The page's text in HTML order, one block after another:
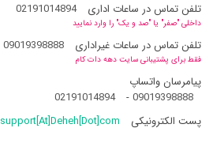
تلفن تماس در ساعات اداری
02191014894
داخلی "صفر" یا "صد و یک" را وارد نمایید
تلفن تماس در ساعات غیراداری 09019398888
فقط برای پشتیبانی سایت دهه دات کام
پیامرسان واتساپ
09019398888
-
02191014894
پست الکترونیکی
support[At]Deheh[Dot]com